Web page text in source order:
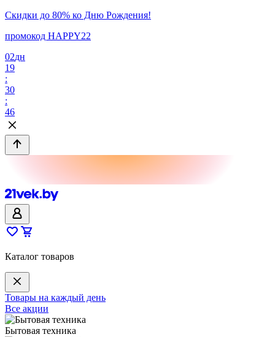
Скидки до 80% ко Дню Рождения!
промокод HAPPY22
02дн
19
:
30
:
46
Каталог товаров
Товары на каждый день
Все акции
Бытовая техника